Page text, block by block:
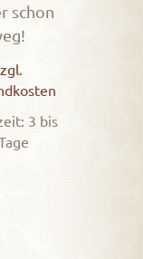
schon
3 bis